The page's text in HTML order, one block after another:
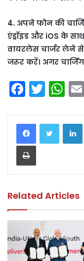
4. अपने फोन की
एंड्रॉइड और iOS के
वायरलेस चार्जर लेने
जरूर करें। अगर चार्जिंग
F
c
e
b
o
k
T
itt
er
W
a
ts
p
Print
Related Articles